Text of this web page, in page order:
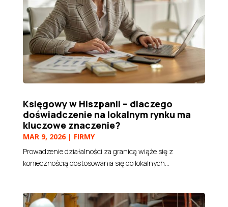
Księgowy w Hiszpanii – dlaczego
doświadczenie na lokalnym rynku ma
kluczowe znaczenie?
MAR 9, 2026| FIRMY
Prowadzenie działalności za granicą wiąże się z
koniecznością dostosowania się do lokalnych...